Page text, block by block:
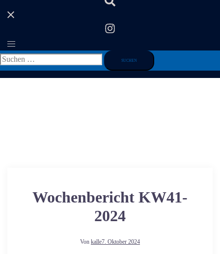
Menü
umschalten
Suchen
nach:
Wochenbericht KW41-
2024
Von kalle7. Oktober 2024